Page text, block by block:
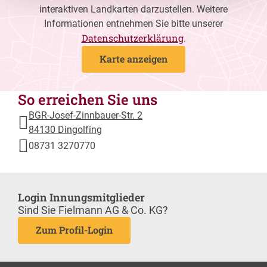
interaktiven Landkarten darzustellen. Weitere
Informationen entnehmen Sie bitte unserer
Datenschutzerklärung.
Karte anzeigen
So erreichen Sie uns
BGR-Josef-Zinnbauer-Str. 2
84130 Dingolfing
08731 3270770
Login Innungsmitglieder
Sind Sie Fielmann AG & Co. KG?
Zum Profil-Login